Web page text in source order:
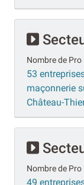
Nombre de Pro
53
maçonnerie
Château-
Nombre de Pro
49